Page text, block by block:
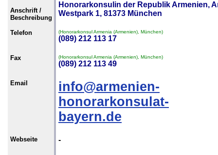
Anschrift /
Beschreibung
Honorarkonsulin der Republik Armenien,
Westpark 1, 81373 München
Telefon (Honorarkonsul Armenia (Armenien), München)
(089) 212 113 17
Fax (Honorarkonsul Armenia (Armenien), München)
(089) 212 113 49
Email
info@armenien-
honorarkonsulat-
bayern.de
Webseite -